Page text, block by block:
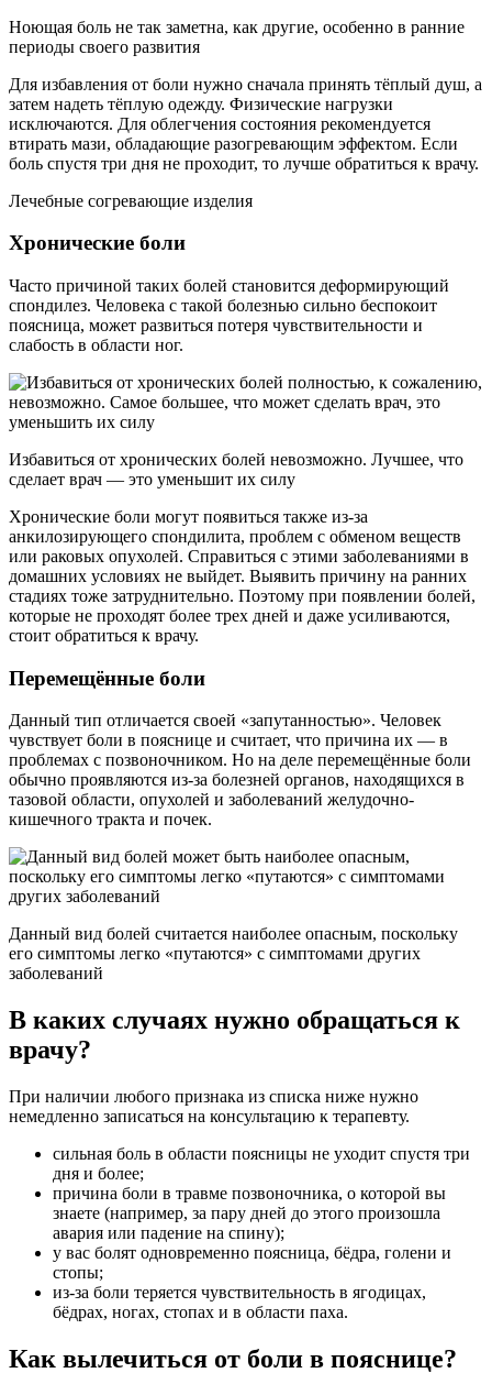
Ноющая боль не так заметна, как другие, особенно в ранние
периоды своего развития
Для избавления от боли нужно сначала принять тёплый душ, а
затем надеть тёплую одежду. Физические нагрузки
исключаются. Для облегчения состояния рекомендуется
втирать мази, обладающие разогревающим эффектом. Если
боль спустя три дня не проходит, то лучше обратиться к врачу.
Лечебные согревающие изделия
Хронические боли
Часто причиной таких болей становится деформирующий
спондилез. Человека с такой болезнью сильно беспокоит
поясница, может развиться потеря чувствительности и
слабость в области ног.
Избавиться от хронических болей невозможно. Лучшее, что
сделает врач — это уменьшит их силу
Хронические боли могут появиться также из-за
анкилозирующего спондилита, проблем с обменом веществ
или раковых опухолей. Справиться с этими заболеваниями в
домашних условиях не выйдет. Выявить причину на ранних
стадиях тоже затруднительно. Поэтому при появлении болей,
которые не проходят более трех дней и даже усиливаются,
стоит обратиться к врачу.
Перемещённые боли
Данный тип отличается своей «запутанностью». Человек
чувствует боли в пояснице и считает, что причина их — в
проблемах с позвоночником. Но на деле перемещённые боли
обычно проявляются из-за болезней органов, находящихся в
тазовой области, опухолей и заболеваний желудочно-
кишечного тракта и почек.
Данный вид болей считается наиболее опасным, поскольку
его симптомы легко «путаются» с симптомами других
заболеваний
В каких случаях нужно обращаться к
врачу?
При наличии любого признака из списка ниже нужно
немедленно записаться на консультацию к терапевту.
сильная боль в области поясницы не уходит спустя три
дня и более;
причина боли в травме позвоночника, о которой вы
знаете (например, за пару дней до этого произошла
авария или падение на спину);
у вас болят одновременно поясница, бёдра, голени и
стопы;
из-за боли теряется чувствительность в ягодицах,
бёдрах, ногах, стопах и в области паха.
Как вылечиться от боли в пояснице?